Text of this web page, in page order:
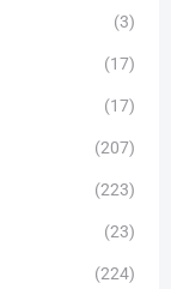
(3)
(17)
(17)
(207)
(223)
(23)
(224)